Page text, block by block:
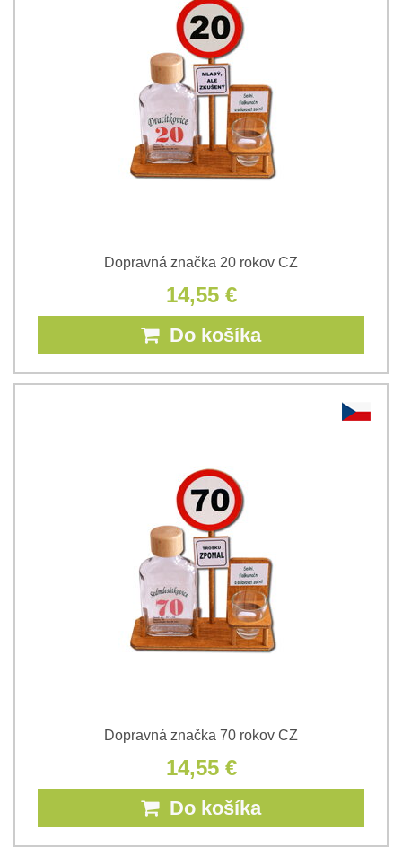
Dopravná značka 20 rokov CZ
14,55 €
Do košíka
Dopravná značka 70 rokov CZ
14,55 €
Do košíka